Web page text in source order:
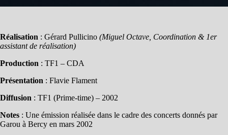
Réalisation : Gérard Pullicino (Miguel Octave, Coordination & 1er
assistant de réalisation)
Production : TF1 – CDA
Présentation : Flavie Flament
Diffusion : TF1 (Prime-time) – 2002
Notes : Une émission réalisée dans le cadre des concerts donnés par
Garou à Bercy en mars 2002